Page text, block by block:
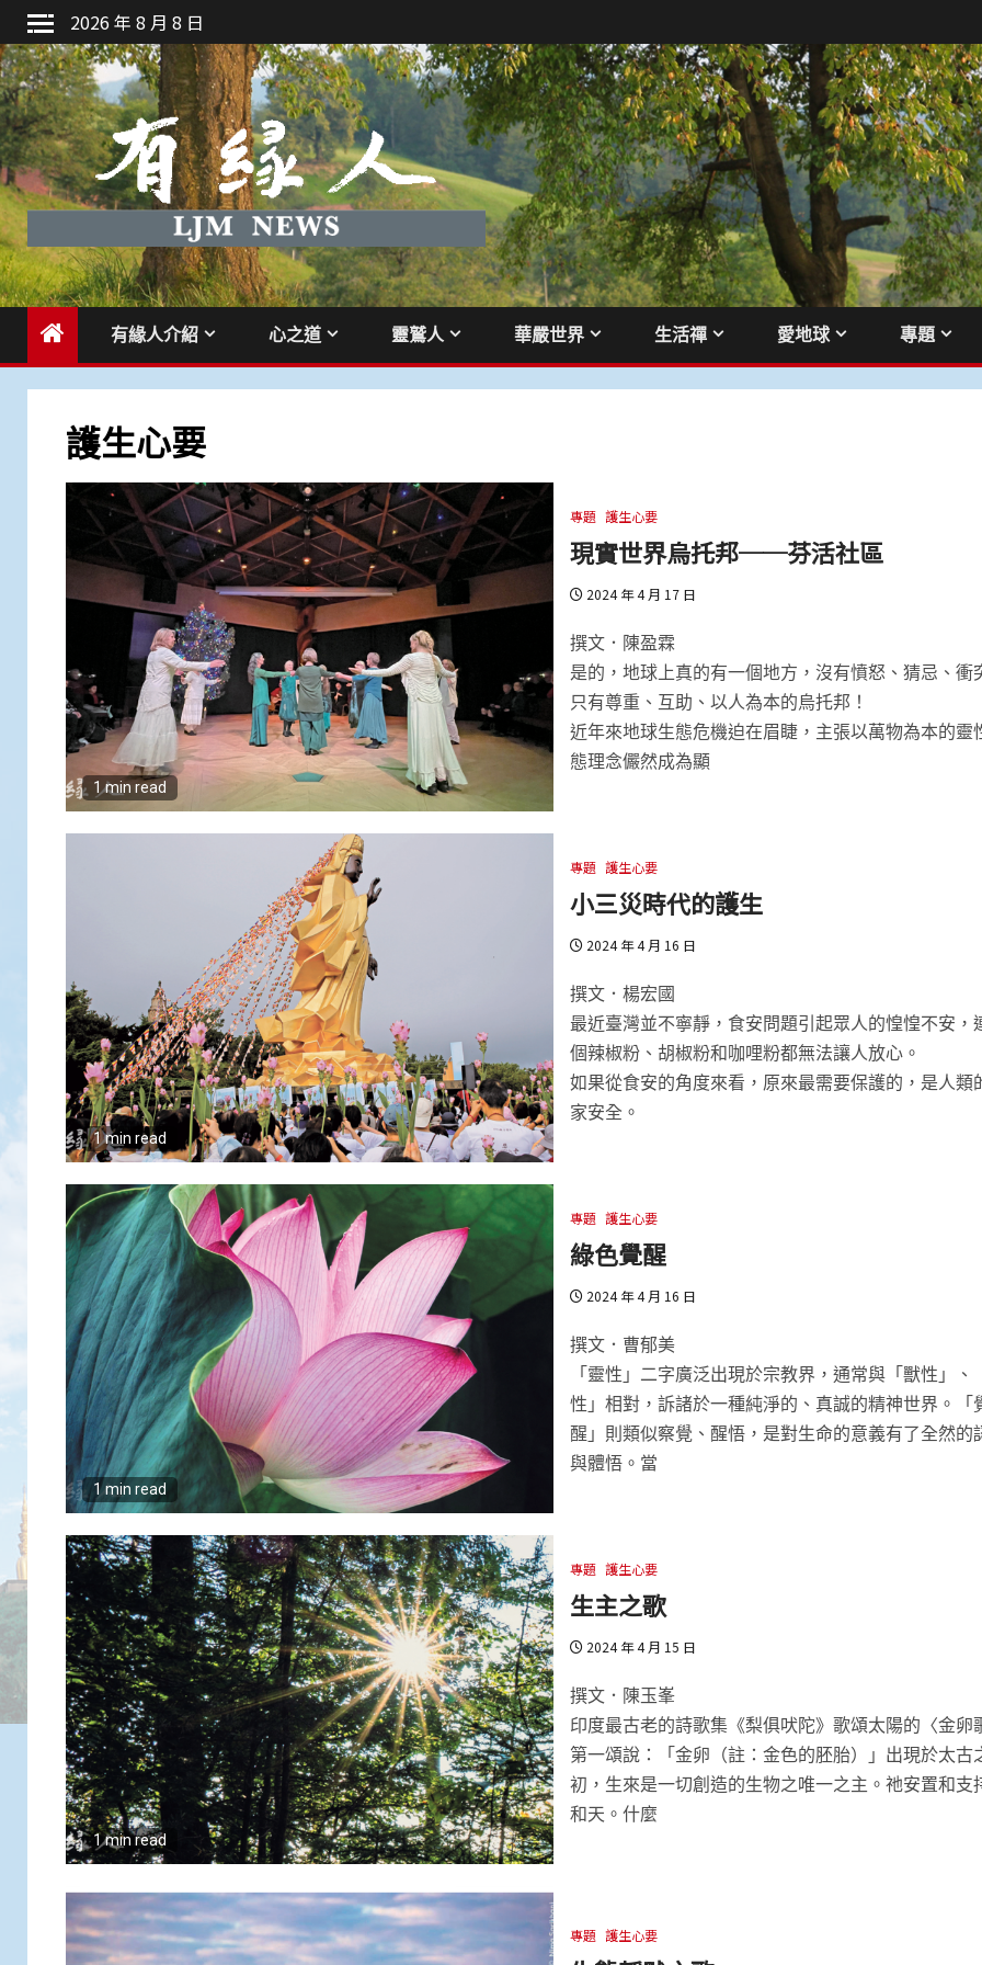
Skip
to
content
2026 年 8 月 8 日
有緣人介紹 心之道 靈鷲人 華嚴世界 生活禪 愛地球 專題
護生心要
1 min read
專題 護生心要
現實世界烏托邦──芬活社區
2024 年 4 月 17 日
撰文．陳盈霖
是的，地球上真的有一個地方，沒有憤怒、猜忌、衝
只有尊重、互助、以人為本的烏托邦！
近年來地球生態危機迫在眉睫，主張以萬物為本的靈
態理念儼然成為顯
1 min read
專題 護生心要
小三災時代的護生
2024 年 4 月 16 日
撰文．楊宏國
最近臺灣並不寧靜，食安問題引起眾人的惶惶不安，
個辣椒粉、胡椒粉和咖哩粉都無法讓人放心。
如果從食安的角度來看，原來最需要保護的，是人類
家安全。
1 min read
專題 護生心要
綠色覺醒
2024 年 4 月 16 日
撰文．曹郁美
「靈性」二字廣泛出現於宗教界，通常與「獸性」、
性」相對，訴諸於一種純淨的、真誠的精神世界。「
醒」則類似察覺、醒悟，是對生命的意義有了全然的
與體悟。當
1 min read
專題 護生心要
生主之歌
2024 年 4 月 15 日
撰文．陳玉峯
印度最古老的詩歌集《梨俱吠陀》歌頌太陽的〈金卵
第一頌說：「金卵（註：金色的胚胎）」出現於太古
初，生來是一切創造的生物之唯一之主。祂安置和支
和天。什麼
專題 護生心要